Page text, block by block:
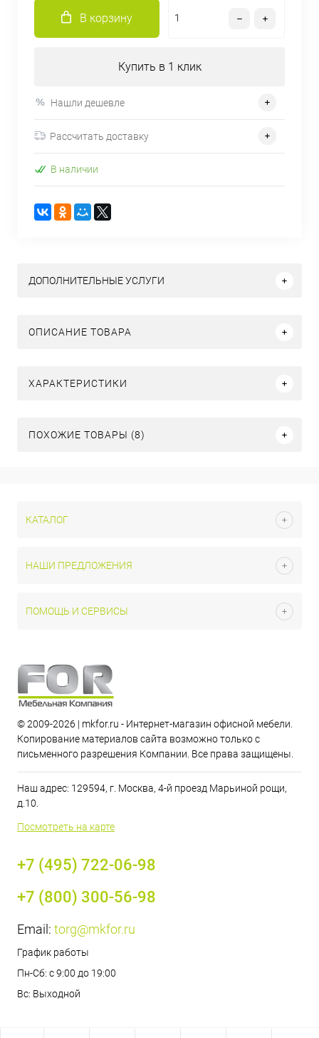
В корзину
Купить в 1 клик
Нашли дешевле
Рассчитать доставку
В наличии
ДОПОЛНИТЕЛЬНЫЕ УСЛУГИ
ОПИСАНИЕ ТОВАРА
ХАРАКТЕРИСТИКИ
ПОХОЖИЕ ТОВАРЫ (8)
КАТАЛОГ
НАШИ ПРЕДЛОЖЕНИЯ
ПОМОЩЬ И СЕРВИСЫ
© 2009-2026 | mkfor.ru - Интернет-магазин офисной мебели.
Копирование материалов сайта возможно только с
письменного разрешения Компании. Все права защищены.
Наш адрес: 129594, г. Москва, 4-й проезд Марьиной рощи,
д.10.
Посмотреть на карте
+7 (495) 722-06-98
+7 (800) 300-56-98
Email: torg@mkfor.ru
График работы
Пн-Сб: с 9:00 до 19:00
Вс: Выходной